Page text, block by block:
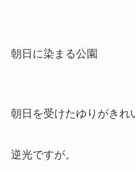
朝日に染まる公園
朝日を受けたゆりがきれ
逆光ですが。